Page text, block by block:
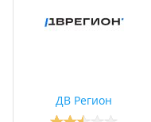
ДВ Регион